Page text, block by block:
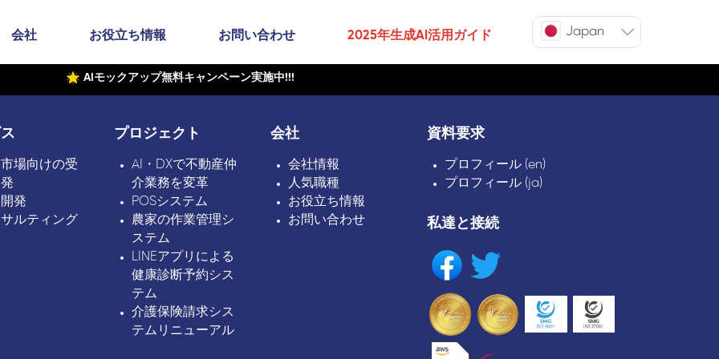
会社 お役立ち情報 お問い合わせ 2025年生成AI活用ガイド Japan
AIモックアップ無料キャンペーン実施中!!!
場向けの受
発
ルティング
プロジェクト
AI・DXで不動産仲
介業務を変革
POSシステム
農家の作業管理シ
ステム
LINEアプリによる
健康診断予約シス
テム
介護保険請求シス
テムリニューアル
会社
会社情報
人気職種
お役立ち情報
お問い合わせ
資料要求
プロフィール (en)
プロフィール (ja)
私達と接続